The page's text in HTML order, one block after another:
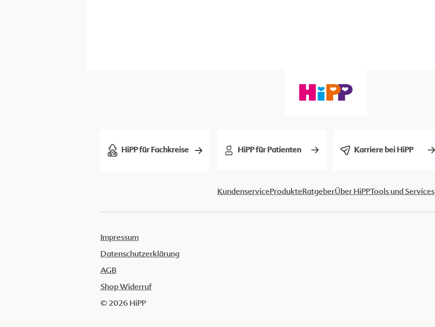
HiPP für Fachkreise HiPP für Patienten Karriere bei HiPP
KundenserviceProdukteRatgeberÜber HiPPTools und Services
Impressum
Datenschutzerklärung
AGB
Shop Widerruf
© 2026 HiPP